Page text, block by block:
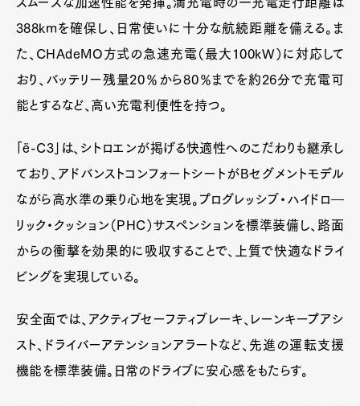
スムーズな加速性能を発揮。満充電時の一充電走行距離は
388kmを確保し、日常使いに十分な航続距離を備える。ま
た、CHAdeMO方式の急速充電（最大100kW）に対応して
おり、バッテリー残量20％から80％までを約26分で充電可
能とするなど、高い充電利便性を持つ。
「ë-C3」は、シトロエンが掲げる快適性へのこだわりも継承し
ており、アドバンストコンフォートシートがBセグメントモデル
ながら高水準の乗り心地を実現。プログレッシブ・ハイドロ―
リック・クッション（PHC）サスペンションを標準装備し、路面
からの衝撃を効果的に吸収することで、上質で快適なドライ
ビングを実現している。
安全面では、アクティブセーフティブレーキ、レーンキープアシ
スト、ドライバーアテンションアラートなど、先進の運転支援
機能を標準装備。日常のドライブに安心感をもたらす。